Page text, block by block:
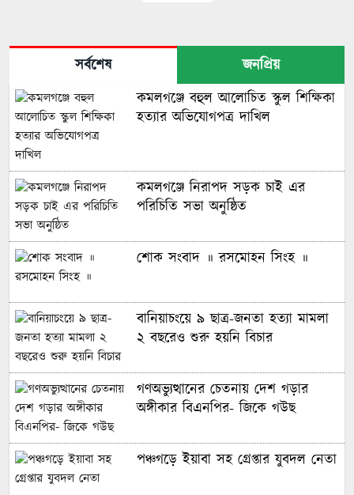
সর্বশেষ
জনপ্রিয়
কমলগঞ্জে বহুল আলোচিত স্কুল শিক্ষিকা
হত্যার অভিযোগপত্র দাখিল
কমলগঞ্জে নিরাপদ সড়ক চাই এর
পরিচিতি সভা অনুষ্ঠিত
শোক সংবাদ ॥ রসমোহন সিংহ ॥
বানিয়াচংয়ে ৯ ছাত্র-জনতা হত্যা মামলা
২ বছরেও শুরু হয়নি বিচার
গণঅভ্যুত্থানের চেতনায় দেশ গড়ার
অঙ্গীকার বিএনপির- জিকে গউছ
পঞ্চগড়ে ইয়াবা সহ গ্রেপ্তার যুবদল নেতা